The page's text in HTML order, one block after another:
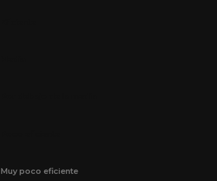
Muy poco eficiente